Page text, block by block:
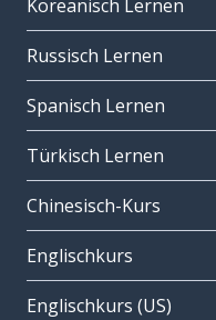
Koreanisch Lernen
Russisch Lernen
Spanisch Lernen
Türkisch Lernen
Chinesisch-Kurs
Englischkurs
Englischkurs (US)